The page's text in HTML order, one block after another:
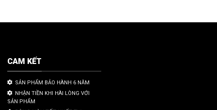
CAM KẾT
SẢN PHẨM BẢO HÀNH 6 NĂM
NHẬN TIỀN KHI HÀI LÒNG VỚI
SẢN PHẨM